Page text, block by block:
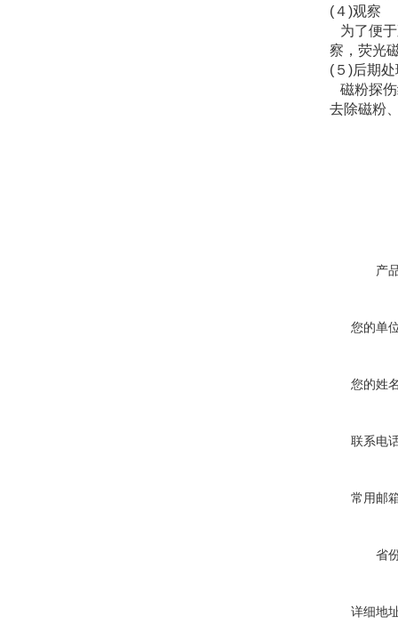
(４)观察
为了便于
察，荧光
(５)后期
磁粉探伤
去除磁粉
产
您的单
您的姓
联系电
常用邮
省
详细地